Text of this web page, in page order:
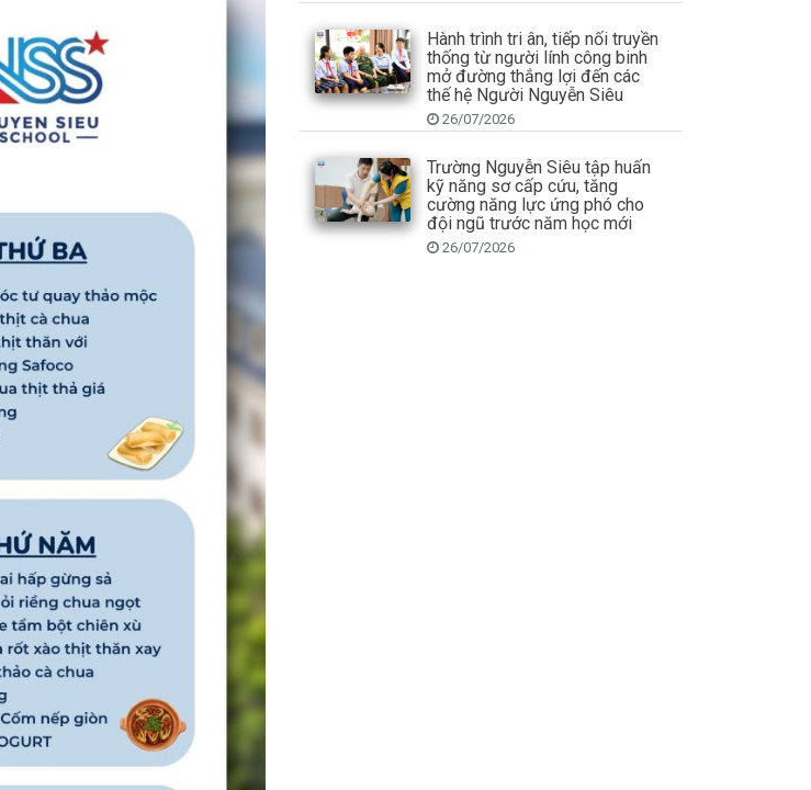
Hành trình tri ân, tiếp nối truyền
thống từ người lính công binh
mở đường thắng lợi đến các
thế hệ Người Nguyễn Siêu
26/07/2026
Trường Nguyễn Siêu tập huấn
kỹ năng sơ cấp cứu, tăng
cường năng lực ứng phó cho
đội ngũ trước năm học mới
26/07/2026